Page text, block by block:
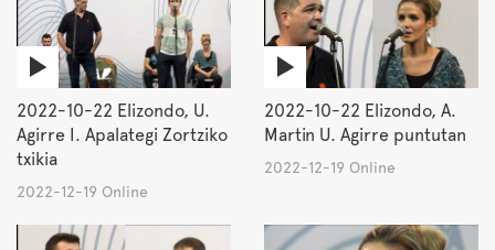
2022-10-22 Elizondo, U.
Agirre I. Apalategi Zortziko
txikia
2022-12-19 Online
2022-10-22 Elizondo, A.
Martin U. Agirre puntutan
2022-12-19 Online